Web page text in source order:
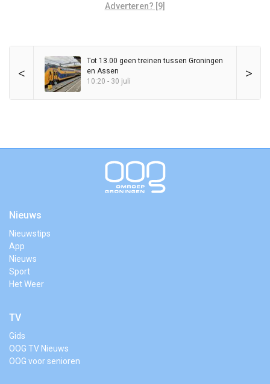
Adverteren? [9]
< >
Tot 13.00 geen treinen tussen Groningen
en Assen
10:20 - 30 juli
Nieuws
Nieuwstips
App
Nieuws
Sport
Het Weer
TV
Gids
OOG TV Nieuws
OOG voor senioren